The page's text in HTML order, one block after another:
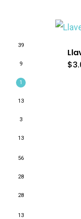
39
9
1
13
3
13
56
28
28
13
$